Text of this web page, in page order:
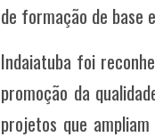
de formação de base
Indaiatuba foi
promoção da
projetos que